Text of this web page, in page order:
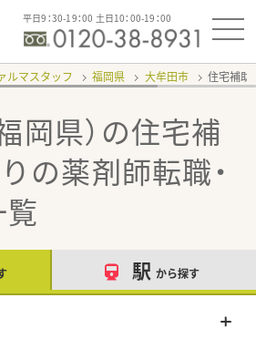
平日9：30-19：00 土日10：00-19：00
ルマスタッフ 福岡県 大牟田市 住宅補
岡県）の住宅補
の薬剤師転職・
駅 から探す